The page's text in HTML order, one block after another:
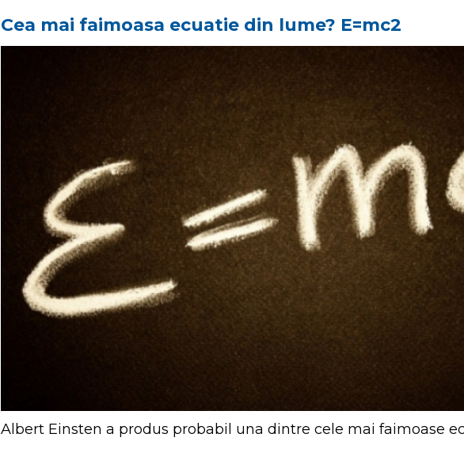
Cea mai faimoasa ecuatie din lume? E=mc2
Albert Einsten a produs probabil una dintre cele mai faimoase